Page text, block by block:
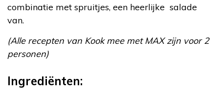
combinatie met spruitjes, een heerlijke salade
van.
(Alle recepten van Kook mee met MAX zijn voor 2
personen)
Ingrediënten: